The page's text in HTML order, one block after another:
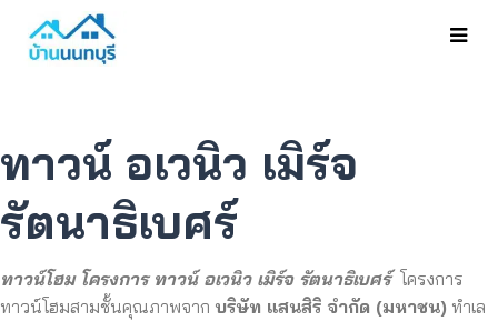
ทาวน์ อเวนิว เมิร์จ
รัตนาธิเบศร์
ทาวน์โฮม โครงการ ทาวน์ อเวนิว เมิร์จ รัตนาธิเบศร์ โครงการ
ทาวน์โฮมสามชั้นคุณภาพจาก บริษัท แสนสิริ จำกัด (มหาชน) ทำเล